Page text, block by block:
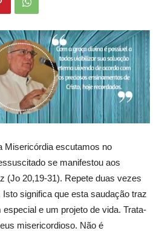
Misericórdia escutamos no
se manifestou aos
(Jo 20,19-31). Repete duas vezes
Isto significa que esta saudação traz
e um projeto de vida. Trata-
misericordioso. Não é